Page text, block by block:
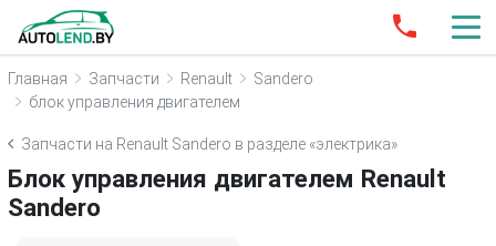
Главная Запчасти Renault
Sandero
блок управления двигателем
Запчасти на Renault Sandero в разделе «электрика»
Блок управления двигателем Renault
Sandero